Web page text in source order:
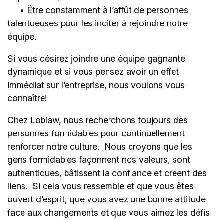
• Être constamment à l’affût de personnes
talentueuses pour les inciter à rejoindre notre
équipe.
Si vous désirez joindre une équipe gagnante
dynamique et si vous pensez avoir un effet
immédiat sur l’entreprise, nous voulons vous
connaître!
Chez Loblaw, nous recherchons toujours des
personnes formidables pour continuellement
renforcer notre culture. Nous croyons que les
gens formidables façonnent nos valeurs, sont
authentiques, bâtissent la confiance et créent des
liens. Si cela vous ressemble et que vous êtes
ouvert d’esprit, que vous avez une bonne attitude
face aux changements et que vous aimez les défis